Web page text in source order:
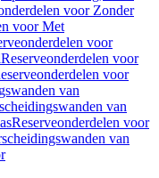
voor Zonder
voor Met
voor
Reserveonderdelen voor
voor
van
van
Reserveonderdelen voor
van